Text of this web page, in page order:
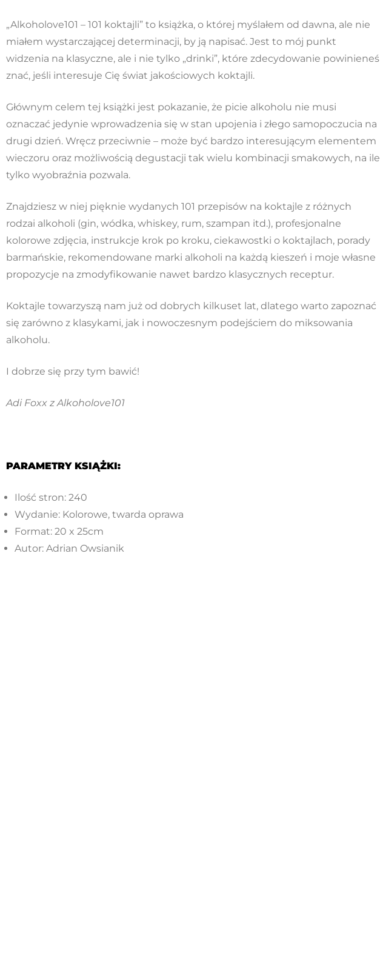
„Alkoholove101 – 101 koktajli” to książka, o której myślałem od dawna, ale nie
miałem wystarczającej determinacji, by ją napisać. Jest to mój punkt
widzenia na klasyczne, ale i nie tylko „drinki”, które zdecydowanie powinieneś
znać, jeśli interesuje Cię świat jakościowych koktajli.
Głównym celem tej książki jest pokazanie, że picie alkoholu nie musi
oznaczać jedynie wprowadzenia się w stan upojenia i złego samopoczucia na
drugi dzień. Wręcz przeciwnie – może być bardzo interesującym elementem
wieczoru oraz możliwością degustacji tak wielu kombinacji smakowych, na ile
tylko wyobraźnia pozwala.
Znajdziesz w niej pięknie wydanych 101 przepisów na koktajle z różnych
rodzai alkoholi (gin, wódka, whiskey, rum, szampan itd.), profesjonalne
kolorowe zdjęcia, instrukcje krok po kroku, ciekawostki o koktajlach, porady
barmańskie, rekomendowane marki alkoholi na każdą kieszeń i moje własne
propozycje na zmodyfikowanie nawet bardzo klasycznych receptur.
Koktajle towarzyszą nam już od dobrych kilkuset lat, dlatego warto zapoznać
się zarówno z klasykami, jak i nowoczesnym podejściem do miksowania
alkoholu.
I dobrze się przy tym bawić!
Adi Foxx z Alkoholove101
PARAMETRY KSIĄŻKI:
Ilość stron: 240
Wydanie: Kolorowe, twarda oprawa
Format: 20 x 25cm
Autor: Adrian Owsianik